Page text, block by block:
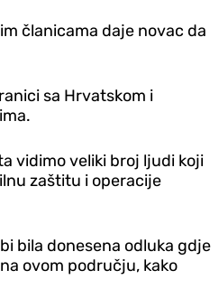
članicama daje novac da
sa Hrvatskom i
vidimo veliki broj ljudi koji
zaštitu i operacije
bila donesena odluka gdje
ovom području, kako